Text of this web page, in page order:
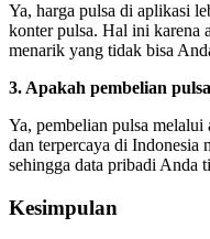
Ya, harga pulsa di aplikasi
konter pulsa. Hal ini karena
menarik yang tidak bisa
3. Apakah pembelian
Ya, pembelian pulsa
dan terpercaya di Indonesia
sehingga data pribadi Anda
Kesimpulan